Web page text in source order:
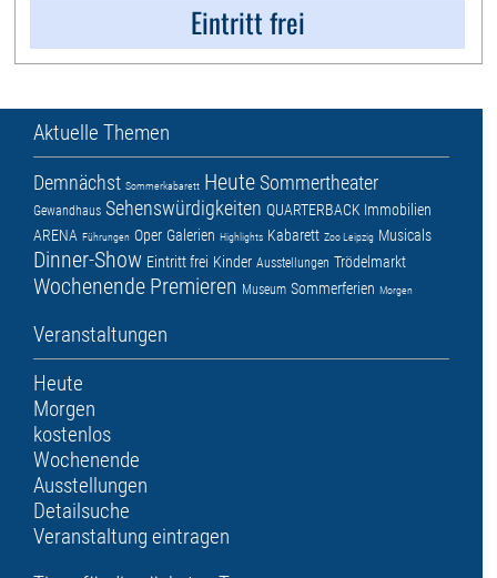
Eintritt frei
Aktuelle Themen
Demnächst Sommerkabarett HeuteSommertheater
Gewandhaus Sehenswürdigkeiten QUARTERBACK Immobilien
ARENA Führungen Oper Galerien Highlights Kabarett Zoo Leipzig Musicals
Dinner-Show Eintritt frei Kinder Ausstellungen Trödelmarkt
Wochenende Premieren Museum Sommerferien Morgen
Veranstaltungen
Heute
Morgen
kostenlos
Wochenende
Ausstellungen
Detailsuche
Veranstaltung eintragen